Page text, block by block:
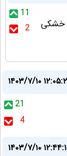
11
2
خشکی
۷/۱۰ ۱۲:۰۵:۲۶
21
4
۷/۱۰ ۱۲:۴۴:۱۱